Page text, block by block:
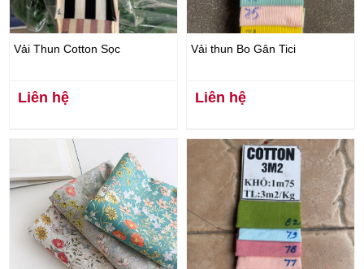
Vải Thun Cotton Sọc
Liên hệ
Vải thun Bo Gân Tici
Liên hệ